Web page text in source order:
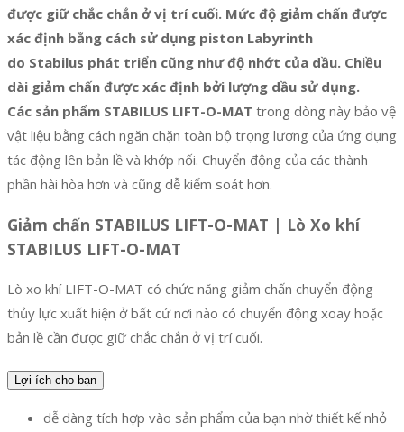
được giữ chắc chắn ở vị trí cuối. Mức độ giảm chấn được
xác định bằng cách sử dụng piston Labyrinth
do Stabilus phát triển cũng như độ nhớt của dầu. Chiều
dài giảm chấn được xác định bởi lượng dầu sử dụng.
Các sản phẩm STABILUS LIFT-O-MAT trong dòng này bảo vệ
vật liệu bằng cách ngăn chặn toàn bộ trọng lượng của ứng dụng
tác động lên bản lề và khớp nối. Chuyển động của các thành
phần hài hòa hơn và cũng dễ kiểm soát hơn.
Giảm chấn STABILUS LIFT-O-MAT | Lò Xo khí
STABILUS LIFT-O-MAT
Lò xo khí LIFT-O-MAT có chức năng giảm chấn chuyển động
thủy lực xuất hiện ở bất cứ nơi nào có chuyển động xoay hoặc
bản lề cần được giữ chắc chắn ở vị trí cuối.
Lợi ích cho bạn
dễ dàng tích hợp vào sản phẩm của bạn nhờ thiết kế nhỏ